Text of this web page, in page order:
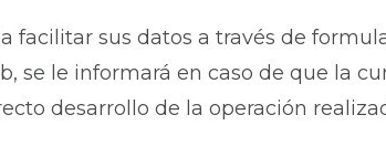
facilitar sus datos a través de
se le informará en caso de que la
desarrollo de la operación